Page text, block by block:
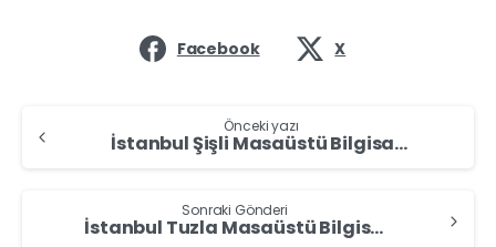
Facebook X
Önceki yazı
İstanbul Şişli Masaüstü Bilgisayar Alan Yerler – Masaüstü Bilgisayar Sat
Sonraki Gönderi
İstanbul Tuzla Masaüstü Bilgisayar Alan Yerler – Masaüstü Bilgisayar Sat